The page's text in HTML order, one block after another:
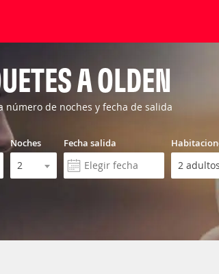
A OLDEN
número de noches y fecha de salida
Noches Fecha salida